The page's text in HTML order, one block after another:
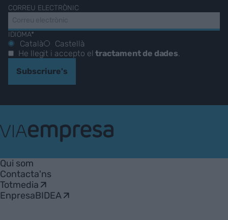
CORREU ELECTRÒNIC
IDIOMA*
Català
Castellà
He llegit i accepto eltractament de dades
Subscriure's
Empresa
Qui som
Contacta'ns
Totmedia
EnpresaBIDEA